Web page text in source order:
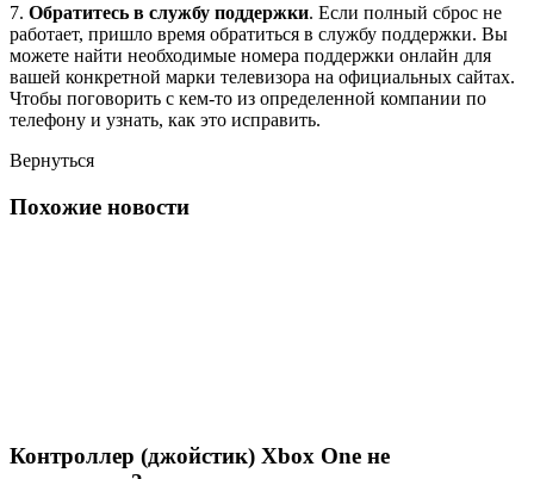
7. Обратитесь в службу поддержки. Если полный сброс не
работает, пришло время обратиться в службу поддержки. Вы
можете найти необходимые номера поддержки онлайн для
вашей конкретной марки телевизора на официальных сайтах.
Чтобы поговорить с кем-то из определенной компании по
телефону и узнать, как это исправить.
Вернуться
Похожие новости
Контроллер (джойстик) Xbox One не